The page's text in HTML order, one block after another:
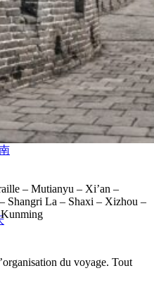
– Mutianyu – Xi’an –
Shangri La – Shaxi – Xizhou –
Kunming
du voyage. Tout